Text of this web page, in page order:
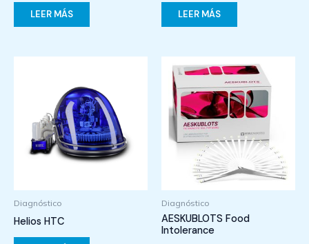
LEER MÁS LEER MÁS
Diagnóstico
Helios HTC
Diagnóstico
AESKUBLOTS Food
Intolerance